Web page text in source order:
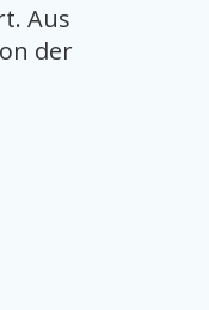
Aus
der